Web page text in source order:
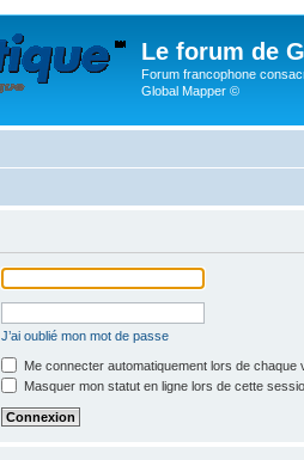
Le forum de
Forum francophone
Global Mapper ©
J’ai oublié mon mot de passe
Me connecter automatiquement lors de chaque
Masquer mon statut en ligne lors de cette